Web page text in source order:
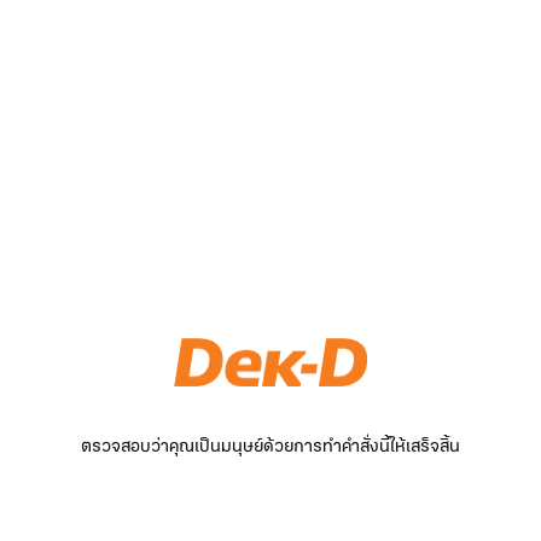
ตรวจสอบว่าคุณเป็นมนุษย์ด้วยการทำคำสั่งนี้ให้เสร็จสิ้น